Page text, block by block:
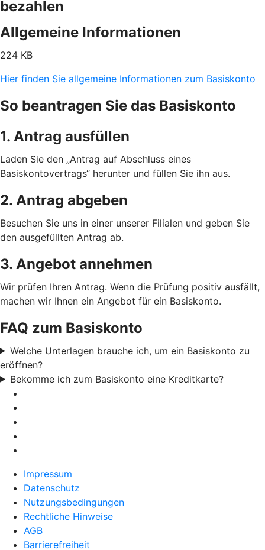
bezahlen
Allgemeine Informationen
224 KB
Hier finden Sie allgemeine Informationen zum Basiskonto
So beantragen Sie das Basiskonto
1. Antrag ausfüllen
Laden Sie den „Antrag auf Abschluss eines
Basiskontovertrags“ herunter und füllen Sie ihn aus.
2. Antrag abgeben
Besuchen Sie uns in einer unserer Filialen und geben Sie
den ausgefüllten Antrag ab.
3. Angebot annehmen
Wir prüfen Ihren Antrag. Wenn die Prüfung positiv ausfällt,
machen wir Ihnen ein Angebot für ein Basiskonto.
FAQ zum Basiskonto
Welche Unterlagen brauche ich, um ein Basiskonto zu
eröffnen?
Bekomme ich zum Basiskonto eine Kreditkarte?
Impressum
Datenschutz
Nutzungsbedingungen
Rechtliche Hinweise
AGB
Barrierefreiheit